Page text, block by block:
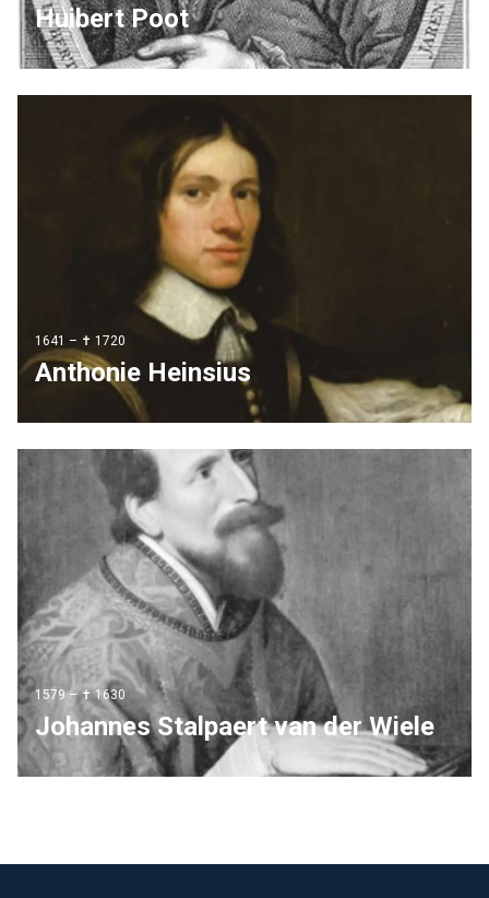
Huibert Poot
1641 – ✝ 1720
Anthonie Heinsius
1579 – ✝ 1630
Johannes Stalpaert van der Wiele